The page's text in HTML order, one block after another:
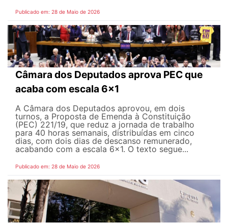
Publicado em: 28 de Maio de 2026
Câmara dos Deputados aprova PEC que
acaba com escala 6x1
A Câmara dos Deputados aprovou, em dois
turnos, a Proposta de Emenda à Constituição
(PEC) 221/19, que reduz a jornada de trabalho
para 40 horas semanais, distribuídas em cinco
dias, com dois dias de descanso remunerado,
acabando com a escala 6x1. O texto segue...
Publicado em: 28 de Maio de 2026